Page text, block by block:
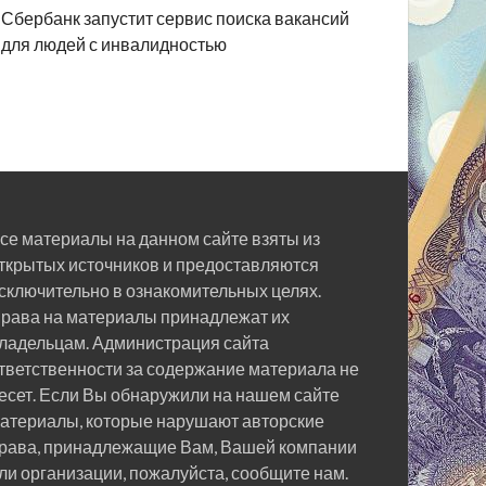
Сбербанк запустит сервис поиска вакансий
для людей с инвалидностью
материалы на данном сайте взяты из
источников и предоставляются
в ознакомительных целях.
на материалы принадлежат их
Администрация сайта
за содержание материала не
Если Вы обнаружили на нашем сайте
которые нарушают авторские
принадлежащие Вам, Вашей компании
организации, пожалуйста, сообщите нам.